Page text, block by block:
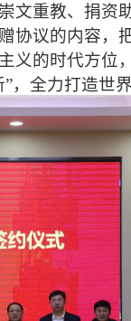
文重教、捐资
协议的内容，
义的时代方位
全力打造世界